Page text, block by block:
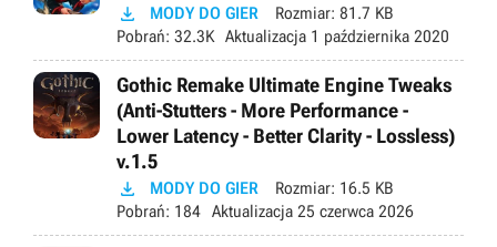
 MODY DO GIER Rozmiar: 81.7 KB
Pobrań: 32.3K Aktualizacja 1 października 2020
Gothic Remake Ultimate Engine Tweaks
(Anti-Stutters - More Performance -
Lower Latency - Better Clarity - Lossless)
v.1.5
 MODY DO GIER Rozmiar: 16.5 KB
Pobrań: 184 Aktualizacja 25 czerwca 2026